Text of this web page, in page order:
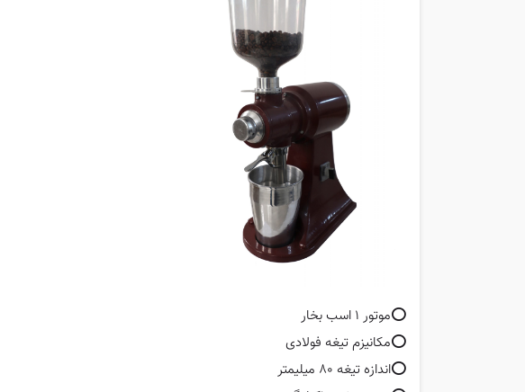
⭕️موتور 1 اسب بخار
⭕️مکانیزم تیغه فولادی
⭕️اندازه تیغه 80 میلیمتر